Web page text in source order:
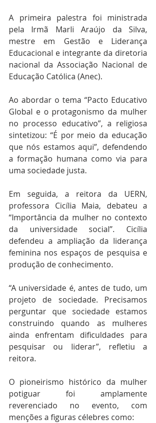
A primeira palestra foi ministrada
pela Irmã Marli Araújo da Silva,
mestre em Gestão e Liderança
Educacional e integrante da diretoria
nacional da Associação Nacional de
Educação Católica (Anec).
Ao abordar o tema “Pacto Educativo
Global e o protagonismo da mulher
no processo educativo”, a religiosa
sintetizou: “É por meio da educação
que nós estamos aqui”, defendendo
a formação humana como via para
uma sociedade justa.
Em seguida, a reitora da UERN,
professora Cicília Maia, debateu a
“Importância da mulher no contexto
da universidade social”. Cicília
defendeu a ampliação da liderança
feminina nos espaços de pesquisa e
produção de conhecimento.
“A universidade é, antes de tudo, um
projeto de sociedade. Precisamos
perguntar que sociedade estamos
construindo quando as mulheres
ainda enfrentam dificuldades para
pesquisar ou liderar”, refletiu a
reitora.
O pioneirismo histórico da mulher
potiguar foi amplamente
reverenciado no evento, com
menções a figuras célebres como: